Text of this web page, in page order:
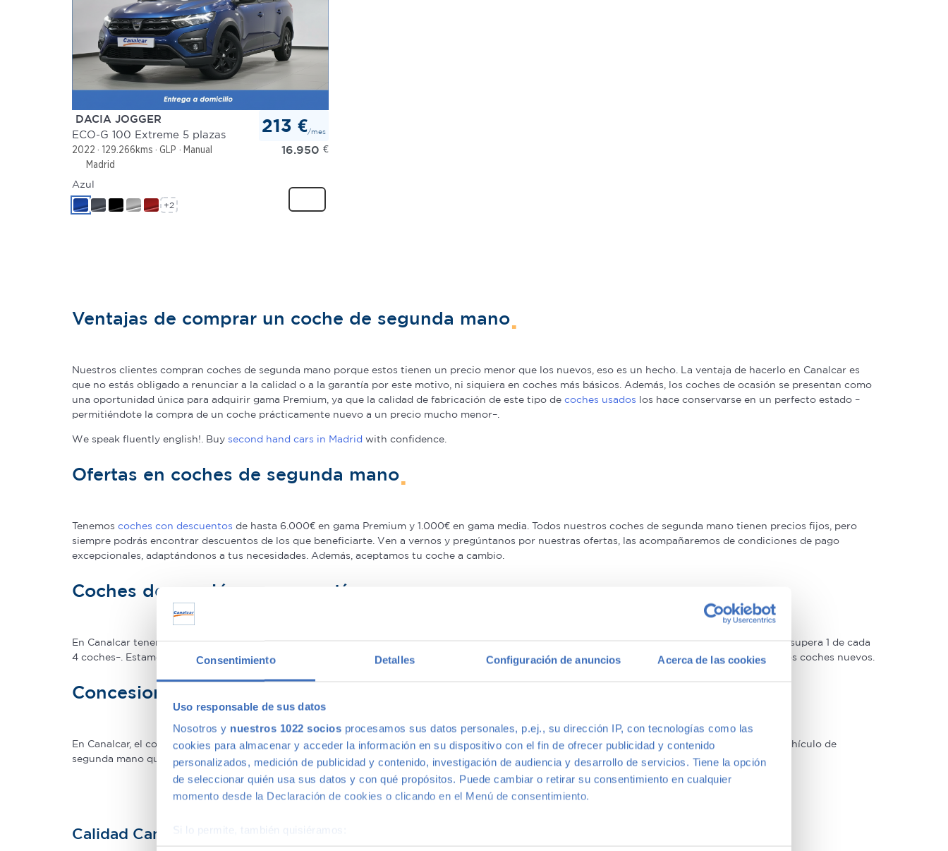
Consentimiento Detalles Configuración de anuncios Acerca de las cookies
Uso responsable de sus datos
Nosotros y nuestros 1022 socios procesamos sus datos personales, p.ej., su dirección IP, con tecnologías como las
cookies para almacenar y acceder la información en su dispositivo con el fin de ofrecer publicidad y contenido
personalizados, medición de publicidad y contenido, investigación de audiencia y desarrollo de servicios. Tiene la opción
de seleccionar quién usa sus datos y con qué propósitos. Puede cambiar o retirar su consentimiento en cualquier
momento desde la Declaración de cookies o clicando en el Menú de consentimiento.
Si lo permite, también quisiéramos:
DACIA JOGGER
ECO-G 100 Extreme 5 plazas
2022 129.266kms GLP
Manual
Madrid
213 €/mes
16.950 €
Azul
+2
Ventajas de comprar un coche de segunda mano
Nuestros clientes compran coches de segunda mano porque estos tienen un precio menor que los nuevos, eso es un hecho. La ventaja de hacerlo en Canalcar es
que no estás obligado a renunciar a la calidad o a la garantía por este motivo, ni siquiera en coches más básicos. Además, los coches de ocasión se presentan como
una oportunidad única para adquirir gama Premium, ya que la calidad de fabricación de este tipo de coches usados los hace conservarse en un perfecto estado –
permitiéndote la compra de un coche prácticamente nuevo a un precio mucho menor–.
We speak fluently english!. Buy second hand cars in Madrid with confidence.
Ofertas en coches de segunda mano
Tenemos coches con descuentos de hasta 6.000€ en gama Premium y 1.000€ en gama media. Todos nuestros coches de segunda mano tienen precios fijos, pero
siempre podrás encontrar descuentos de los que beneficiarte. Ven a vernos y pregúntanos por nuestras ofertas, las acompañaremos de condiciones de pago
excepcionales, adaptándonos a tus necesidades. Además, aceptamos tu coche a cambio.
Coches de ocasión con garantía
En Canalcar tenemos los coches de segunda mano con mayor calidad, ya que nuestros vehículos pasan el más riguroso control de calidad –solo lo supera 1 de cada
4 coches–. Estamos tan seguros de la calidad de nuestros coches de segunda mano que le ofrecemos una Garantía 5 Estrellas muy similar a la de los coches nuevos.
Concesionario de ocasión multimarca
En Canalcar, el concesionario de coches de ocasión más grande de Madrid, disponemos de una gran variedad de marcas y modelos. Encuentra el vehículo de
segunda mano que mejor se adapte a tus necesidades, con la mejor relación calidad-precio. O si lo prefieres, ven a vernos y te aconsejamos.
Calidad Canalcar